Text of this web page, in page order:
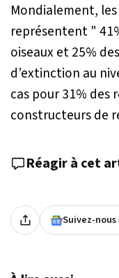
Mondialement,
représentent "
oiseaux et 25%
d’extinction au
cas pour 31% des
constructeurs de
Réagir à cet
Suivez-nous